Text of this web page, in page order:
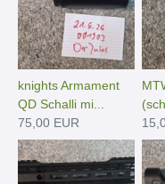
knights Armament
QD Schalli mi...
75,00 EUR